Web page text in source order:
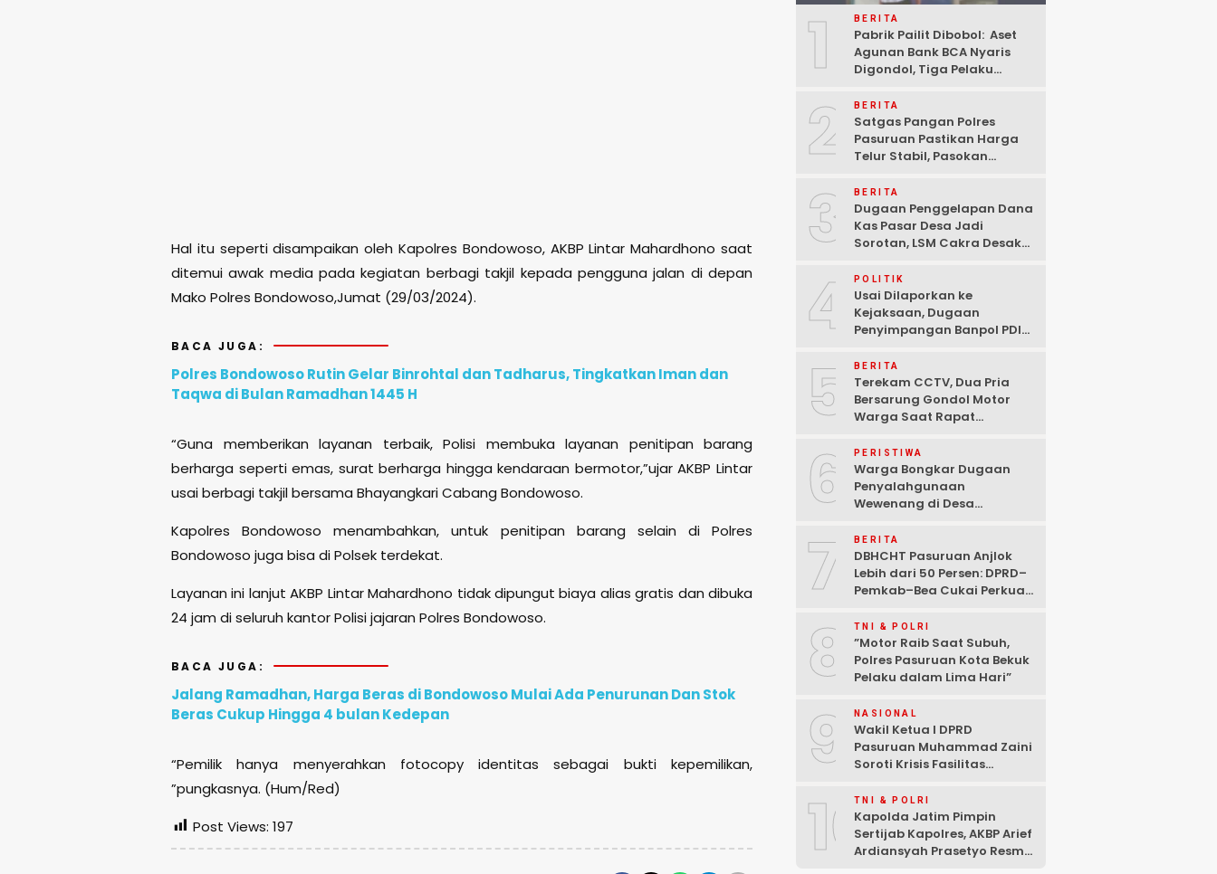
Hal itu seperti disampaikan oleh Kapolres Bondowoso, AKBP Lintar Mahardhono saat
ditemui awak media pada kegiatan berbagi takjil kepada pengguna jalan di depan
Mako Polres Bondowoso,Jumat (29/03/2024).
BACA JUGA:
Polres Bondowoso Rutin Gelar Binrohtal dan Tadharus, Tingkatkan Iman dan
Taqwa di Bulan Ramadhan 1445 H
“Guna memberikan layanan terbaik, Polisi membuka layanan penitipan barang
berharga seperti emas, surat berharga hingga kendaraan bermotor,”ujar AKBP Lintar
usai berbagi takjil bersama Bhayangkari Cabang Bondowoso.
Kapolres Bondowoso menambahkan, untuk penitipan barang selain di Polres
Bondowoso juga bisa di Polsek terdekat.
Layanan ini lanjut AKBP Lintar Mahardhono tidak dipungut biaya alias gratis dan dibuka
24 jam di seluruh kantor Polisi jajaran Polres Bondowoso.
BACA JUGA:
Jalang Ramadhan, Harga Beras di Bondowoso Mulai Ada Penurunan Dan Stok
Beras Cukup Hingga 4 bulan Kedepan
“Pemilik hanya menyerahkan fotocopy identitas sebagai bukti kepemilikan,
”pungkasnya. (Hum/Red)
Post Views: 197
1 BERITA
Pabrik Pailit Dibobol: Aset
Agunan Bank BCA Nyaris
Digondol, Tiga Pelaku
Pasuruan
2 BERITA
Satgas Pangan Polres
Pasuruan Pastikan Harga
Telur Stabil, Pasokan
Kekhawatiran Fluktuasi
3 BERITA
Dugaan Penggelapan Dana
Kas Pasar Desa Jadi
Sorotan, LSM Cakra Desak
4 POLITIK
Usai Dilaporkan ke
Kejaksaan, Dugaan
Penyimpangan Banpol PDIP
Tuntas “6 Eks Ketua PAC
Cabut Laporan”
5 BERITA
Terekam CCTV, Dua Pria
Bersarung Gondol Motor
Warga Saat Rapat
6 PERISTIWA
Warga Bongkar Dugaan
Penyalahgunaan
Wewenang di Desa
Mencuat
7 BERITA
DBHCHT Pasuruan Anjlok
Lebih dari 50 Persen: DPRD–
Pemkab–Bea Cukai Perkuat
Rokok Ilegal
8 TNI & POLRI
‎”Motor Raib Saat Subuh,
Polres Pasuruan Kota Bekuk
Pelaku dalam Lima Hari” ‎
9 NASIONAL
Wakil Ketua I DPRD
Pasuruan Muhammad Zaini
Soroti Krisis Fasilitas
Anggaran
10TNI & POLRI
Kapolda Jatim Pimpin
Sertijab Kapolres, AKBP Arief
Ardiansyah Prasetyo Resmi